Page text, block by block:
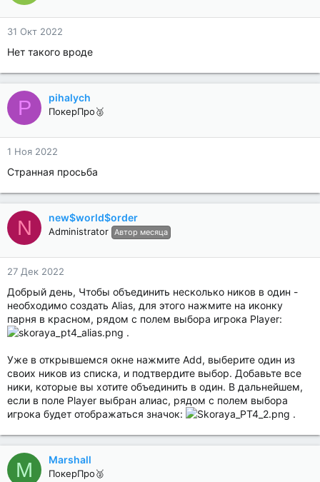
31 Окт 2022
Нет такого вроде
P pihalych
ПокерПро🥈
1 Ноя 2022
Странная просьба
N new$world$order
Administrator Автор месяца
27 Дек 2022
Добрый день, Чтобы объединить несколько ников в один -
необходимо создать Alias, для этого нажмите на иконку
парня в красном, рядом с полем выбора игрока Player:
.
Уже в открывшемся окне нажмите Add, выберите один из
своих ников из списка, и подтвердите выбор. Добавьте все
ники, которые вы хотите объединить в один. В дальнейшем,
если в поле Player выбран алиас, рядом с полем выбора
игрока будет отображаться значок:
.
M Marshall
ПокерПро🥈